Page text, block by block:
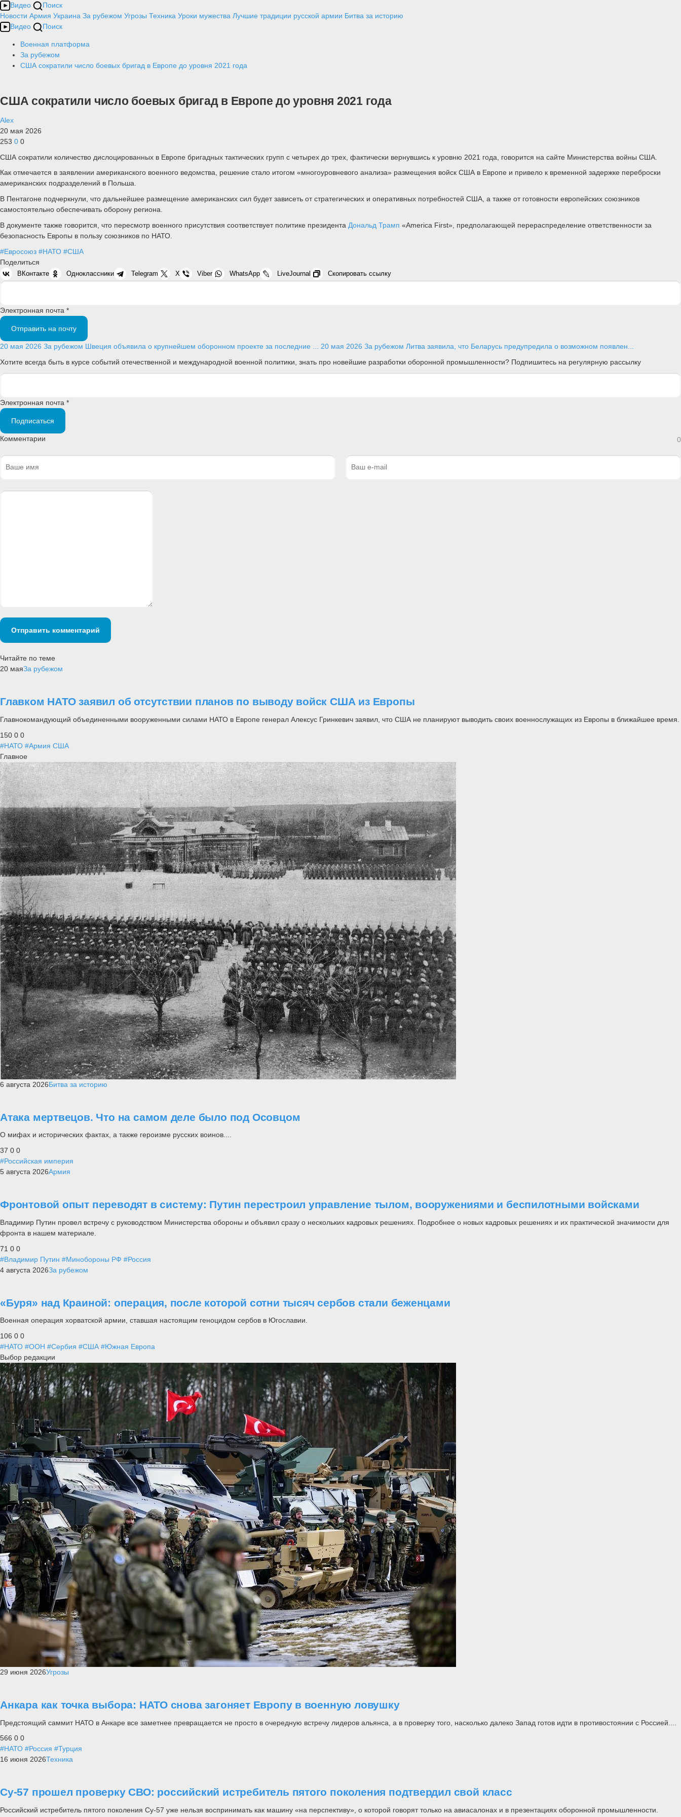
Видео
Поиск
Новости Армия Украина За рубежом Угрозы Техника Уроки мужества Лучшие традиции русской армии Битва за историю
Видео
Поиск
Военная платформа
За рубежом
США сократили число боевых бригад в Европе до уровня 2021 года
США сократили число боевых бригад в Европе до уровня 2021 года
Alex
20 мая 2026
253 0 0
США сократили количество дислоцированных в Европе бригадных тактических групп с четырех до трех, фактически вернувшись к уровню 2021 года, говорится на сайте Министерства войны США.
Как отмечается в заявлении американского военного ведомства, решение стало итогом «многоуровневого анализа» размещения войск США в Европе и привело к временной задержке переброски
американских подразделений в Польша.
В Пентагоне подчеркнули, что дальнейшее размещение американских сил будет зависеть от стратегических и оперативных потребностей США, а также от готовности европейских союзников
самостоятельно обеспечивать оборону региона.
В документе также говорится, что пересмотр военного присутствия соответствует политике президента Дональд Трамп «America First», предполагающей перераспределение ответственности за
безопасность Европы в пользу союзников по НАТО.
#Евросоюз #НАТО #США
Поделиться
ВКонтакте Одноклассники Telegram X Viber WhatsApp LiveJournal Скопировать ссылку
Электронная почта *
Отправить на почту
20 мая 2026 За рубежом Швеция объявила о крупнейшем оборонном проекте за последние ... 20 мая 2026 За рубежом Литва заявила, что Беларусь предупредила о возможном появлен...
Хотите всегда быть в курсе событий отечественной и международной военной политики, знать про новейшие разработки оборонной промышленности? Подпишитесь на регулярную рассылку
Электронная почта *
Подписаться
Комментарии 0
Отправить комментарий
Читайте по теме
20 маяЗа рубежом
Главком НАТО заявил об отсутствии планов по выводу войск США из Европы
Главнокомандующий объединенными вооруженными силами НАТО в Европе генерал Алексус Гринкевич заявил, что США не планируют выводить своих военнослужащих из Европы в ближайшее время.
150 0 0
#НАТО #Армия США
Главное
6 августа 2026Битва за историю
Атака мертвецов. Что на самом деле было под Осовцом
О мифах и исторических фактах, а также героизме русских воинов....
37 0 0
#Российская империя
5 августа 2026Армия
Фронтовой опыт переводят в систему: Путин перестроил управление тылом, вооружениями и беспилотными войсками
Владимир Путин провел встречу с руководством Министерства обороны и объявил сразу о нескольких кадровых решениях. Подробнее о новых кадровых решениях и их практической значимости для
фронта в нашем материале.
71 0 0
#Владимир Путин #Минобороны РФ #Россия
4 августа 2026За рубежом
«Буря» над Краиной: операция, после которой сотни тысяч сербов стали беженцами
Военная операция хорватской армии, ставшая настоящим геноцидом сербов в Югославии.
106 0 0
#НАТО #ООН #Сербия #США #Южная Европа
Выбор редакции
29 июня 2026Угрозы
Анкара как точка выбора: НАТО снова загоняет Европу в военную ловушку
Предстоящий саммит НАТО в Анкаре все заметнее превращается не просто в очередную встречу лидеров альянса, а в проверку того, насколько далеко Запад готов идти в противостоянии с Россией....
566 0 0
#НАТО #Россия #Турция
16 июня 2026Техника
Су-57 прошел проверку СВО: российский истребитель пятого поколения подтвердил свой класс
Российский истребитель пятого поколения Су-57 уже нельзя воспринимать как машину «на перспективу», о которой говорят только на авиасалонах и в презентациях оборонной промышленности.